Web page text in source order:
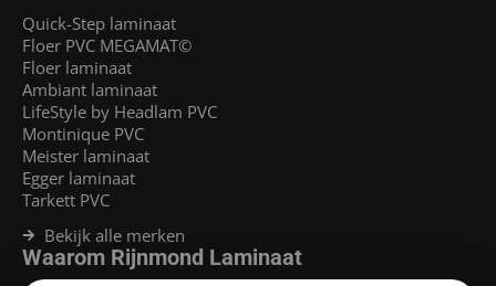
Quick-Step laminaat
Floer PVC MEGAMAT©
Floer laminaat
Ambiant laminaat
LifeStyle by Headlam PVC
Montinique PVC
Meister laminaat
Egger laminaat
Tarkett PVC
Bekijk alle merken
Waarom Rijnmond Laminaat